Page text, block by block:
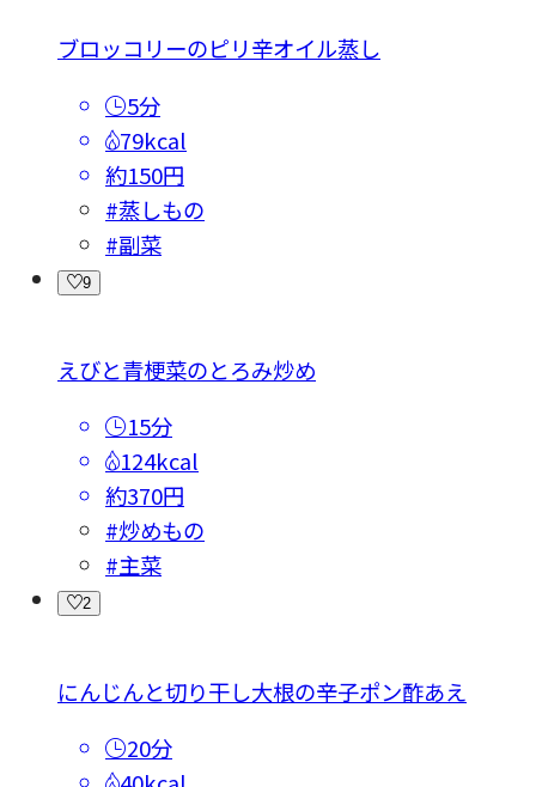
ブロッコリーのピリ辛オイル蒸し
5分
79kcal
約150円
#蒸しもの
#副菜
9
えびと青梗菜のとろみ炒め
15分
124kcal
約370円
#炒めもの
#主菜
2
にんじんと切り干し大根の辛子ポン酢あえ
20分